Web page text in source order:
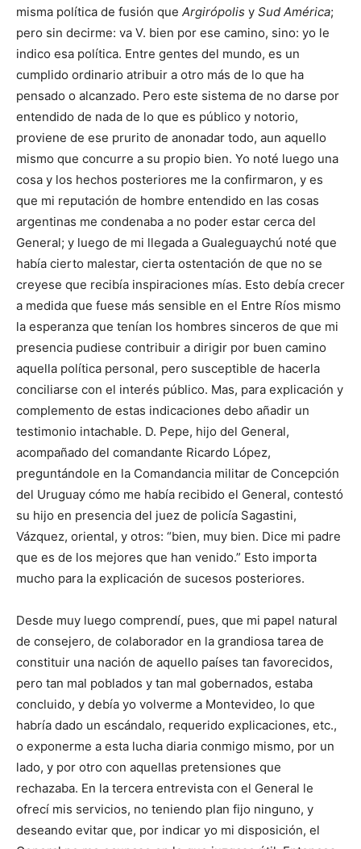
misma política de fusión que Argirópolis y Sud América;
pero sin decirme: va V. bien por ese camino, sino: yo le
indico esa política. Entre gentes del mundo, es un
cumplido ordinario atribuir a otro más de lo que ha
pensado o alcanzado. Pero este sistema de no darse por
entendido de nada de lo que es público y notorio,
proviene de ese prurito de anonadar todo, aun aquello
mismo que concurre a su propio bien. Yo noté luego una
cosa y los hechos posteriores me la confirmaron, y es
que mi reputación de hombre entendido en las cosas
argentinas me condenaba a no poder estar cerca del
General; y luego de mi llegada a Gualeguaychú noté que
había cierto malestar, cierta ostentación de que no se
creyese que recibía inspiraciones mías. Esto debía crecer
a medida que fuese más sensible en el Entre Ríos mismo
la esperanza que tenían los hombres sinceros de que mi
presencia pudiese contribuir a dirigir por buen camino
aquella política personal, pero susceptible de hacerla
conciliarse con el interés público. Mas, para explicación y
complemento de estas indicaciones debo añadir un
testimonio intachable. D. Pepe, hijo del General,
acompañado del comandante Ricardo López,
preguntándole en la Comandancia militar de Concepción
del Uruguay cómo me había recibido el General, contestó
su hijo en presencia del juez de policía Sagastini,
Vázquez, oriental, y otros: “bien, muy bien. Dice mi padre
que es de los mejores que han venido.” Esto importa
mucho para la explicación de sucesos posteriores.
Desde muy luego comprendí, pues, que mi papel natural
de consejero, de colaborador en la grandiosa tarea de
constituir una nación de aquello países tan favorecidos,
pero tan mal poblados y tan mal gobernados, estaba
concluido, y debía yo volverme a Montevideo, lo que
habría dado un escándalo, requerido explicaciones, etc.,
o exponerme a esta lucha diaria conmigo mismo, por un
lado, y por otro con aquellas pretensiones que
rechazaba. En la tercera entrevista con el General le
ofrecí mis servicios, no teniendo plan fijo ninguno, y
deseando evitar que, por indicar yo mi disposición, el